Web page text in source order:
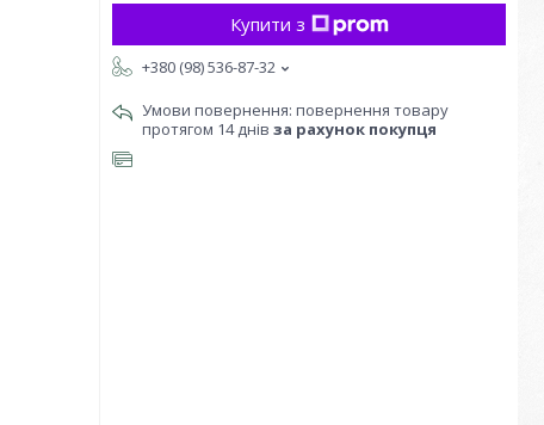
Купити з
+380 (98) 536-87-32
повернення товару
протягом 14 днів за рахунок покупця